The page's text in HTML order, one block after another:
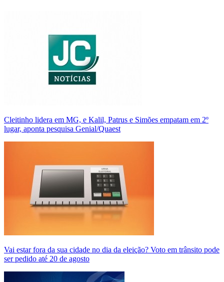
Cleitinho lidera em MG, e Kalil, Patrus e Simões empatam em 2º
lugar, aponta pesquisa Genial/Quaest
Vai estar fora da sua cidade no dia da eleição? Voto em trânsito pode
ser pedido até 20 de agosto